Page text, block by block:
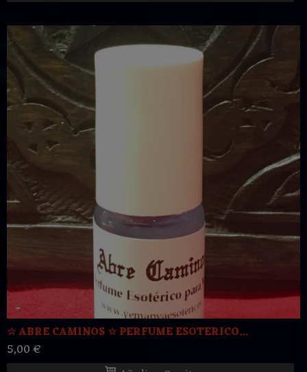
☆ ABRE CAMINOS ☆ PERFUME ESOTERICO...
5,00 €